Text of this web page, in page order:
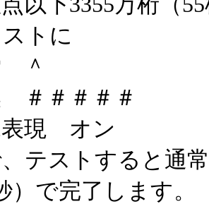
トに
＾
＃＃＃＃＃
表現 オン
テストすると通
）で完了します。